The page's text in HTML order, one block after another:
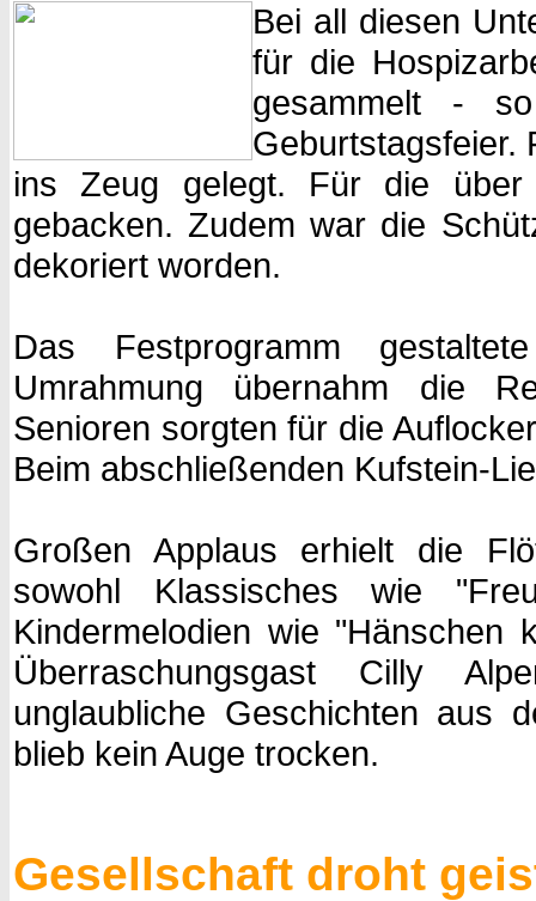
Bei all diesen
für die
gesammelt -
Geburtstagsfeier.
ins Zeug gelegt. Für die
gebacken. Zudem war die
dekoriert worden.
Das Festprogramm
Umrahmung übernahm die
Senioren sorgten für die
Beim abschließenden Kufstein-
Großen Applaus erhielt die
sowohl Klassisches wie
Kindermelodien wie "Hänschen
Überraschungsgast Cilly
unglaubliche Geschichten aus
blieb kein Auge trocken.
Gesellschaft droht